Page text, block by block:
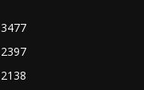
3477
2397
2138